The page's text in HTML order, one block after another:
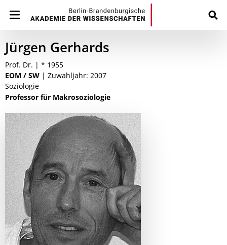
Jürgen Gerhards
Prof. Dr. | * 1955
EOM / SW | Zuwahljahr: 2007
Soziologie
Professor für Makrosoziologie